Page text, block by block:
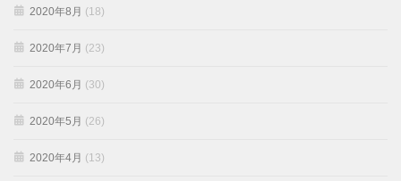
2020年8月 (18)
2020年7月 (23)
2020年6月 (30)
2020年5月 (26)
2020年4月 (13)